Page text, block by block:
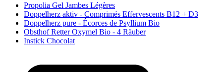
Propolia Gel Jambes Légères
Doppelherz aktiv - Comprimés Effervescents B12 + D3
Doppelherz pure - Écorces de Psyllium Bio
Obsthof Retter Oxymel Bio - 4 Räuber
Instick Chocolat